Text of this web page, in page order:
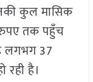
कुल मासिक
तक पहुँच
लगभग 37
रही है।